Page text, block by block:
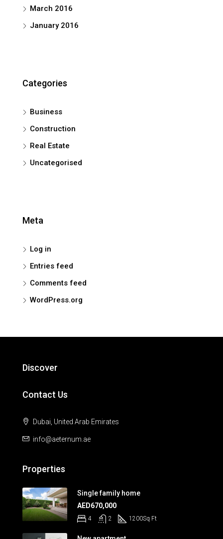
March 2016
January 2016
Categories
Business
Construction
Real Estate
Uncategorised
Meta
Log in
Entries feed
Comments feed
WordPress.org
Discover
Contact Us
Dubai, United Arab Emirates
info@aeternum.ae
Properties
Single family home
AED670,000
4 2 1200Sq Ft